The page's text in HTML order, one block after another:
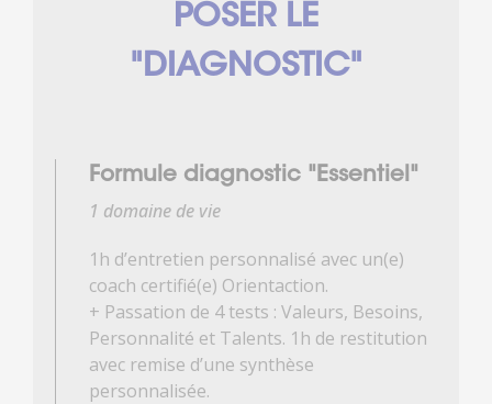
POSER LE
"DIAGNOSTIC"
Formule diagnostic "Essentiel"
1 domaine de vie
1h d’entretien personnalisé avec un(e)
coach certifié(e) Orientaction.
+ Passation de 4 tests : Valeurs, Besoins,
Personnalité et Talents. 1h de restitution
avec remise d’une synthèse
personnalisée.